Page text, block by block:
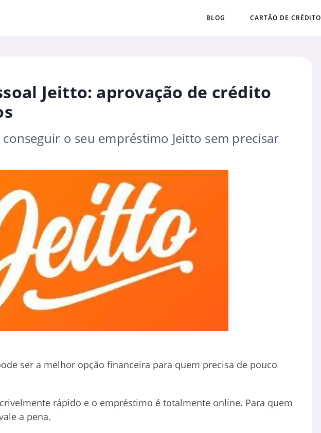
BLOG CARTÃO DE CRÉDITO
Jeitto: aprovação de crédito
o seu empréstimo Jeitto sem precisar
ser a melhor opção financeira para quem precisa de pouco
rápido e o empréstimo é totalmente online. Para quem
a pena.